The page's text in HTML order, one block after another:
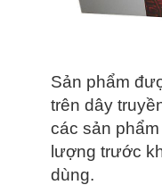
Sản phẩm
trên dây
các sản
lượng trước
dùng.